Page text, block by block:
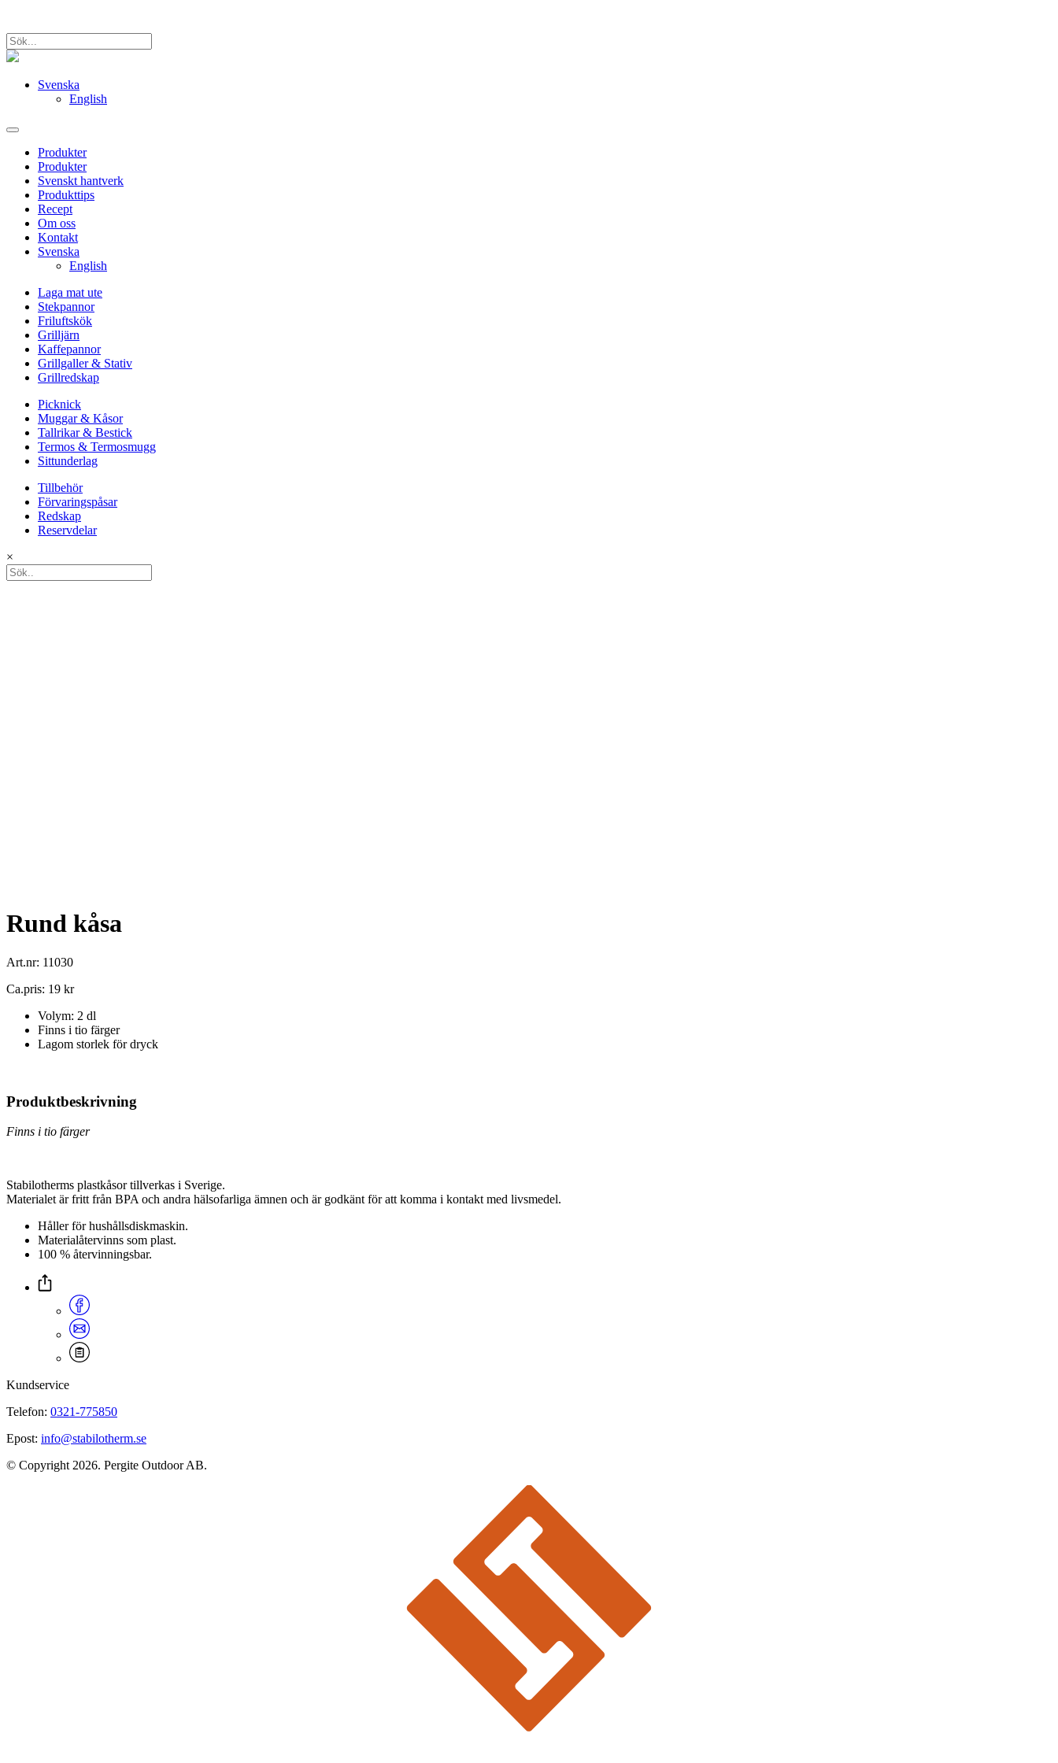
Svenska
English
Produkter
Produkter
Svenskt hantverk
Produkttips
Recept
Om oss
Kontakt
Svenska
English
Laga mat ute
Stekpannor
Friluftskök
Grilljärn
Kaffepannor
Grillgaller & Stativ
Grillredskap
Picknick
Muggar & Kåsor
Tallrikar & Bestick
Termos & Termosmugg
Sittunderlag
Tillbehör
Förvaringspåsar
Redskap
Reservdelar
×
Rund kåsa
Art.nr: 11030
Ca.pris: 19 kr
Volym: 2 dl
Finns i tio färger
Lagom storlek för dryck
Produktbeskrivning
Finns i tio färger
Stabilotherms plastkåsor tillverkas i Sverige.
Materialet är fritt från BPA och andra hälsofarliga ämnen och är godkänt för att komma i kontakt med livsmedel.
Håller för hushållsdiskmaskin.
Materialåtervinns som plast.
100 % återvinningsbar.
Kundservice
Telefon: 0321-775850
Epost: info@stabilotherm.se
© Copyright 2026. Pergite Outdoor AB.